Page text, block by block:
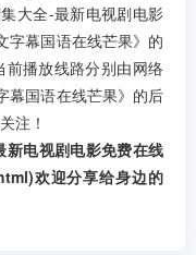
大全-最新电视剧电影
字幕国语在线芒果》的
播放线路分别由网络
幕国语在线芒果》的后
注！
电视剧电影免费在线
欢迎分享给身边的